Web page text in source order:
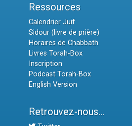
Ressources
Calendrier Juif
Sidour (livre de prière)
Horaires de Chabbath
Livres Torah-Box
Inscription
Podcast Torah-Box
English Version
Retrouvez-nous...